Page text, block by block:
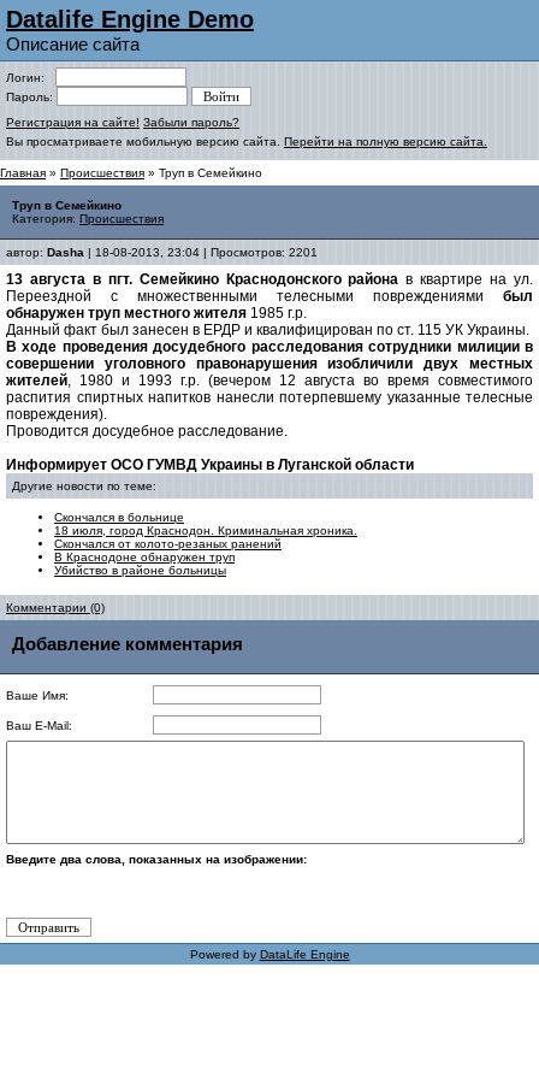
Datalife Engine Demo
Описание сайта
Логин:
Пароль:
Регистрация на сайте! Забыли пароль?
Вы просматриваете мобильную версию сайта. Перейти на полную версию сайта.
Главная » Происшествия » Труп в Семейкино
Труп в Семейкино
Категория: Происшествия
автор: Dasha | 18-08-2013, 23:04 | Просмотров: 2201
13 августа в пгт. Семейкино Краснодонского района в квартире на ул.
Переездной с множественными телесными повреждениями был
обнаружен труп местного жителя 1985 г.р.
Данный факт был занесен в ЕРДР и квалифицирован по ст. 115 УК Украины.
В ходе проведения досудебного расследования сотрудники милиции в
совершении уголовного правонарушения изобличили двух местных
жителей, 1980 и 1993 г.р. (вечером 12 августа во время совместимого
распития спиртных напитков нанесли потерпевшему указанные телесные
повреждения).
Проводится досудебное расследование.
Информирует ОСО ГУМВД Украины в Луганской области
Другие новости по теме:
Скончался в больнице
18 июля, город Краснодон. Криминальная хроника.
Скончался от колото-резаных ранений
В Краснодоне обнаружен труп
Убийство в районе больницы
Комментарии (0)
Добавление комментария
Ваше Имя:
Ваш E-Mail:
Введите два слова, показанных на изображении:
Powered by DataLife Engine